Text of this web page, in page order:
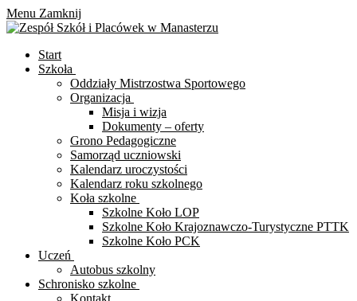
Menu Zamknij
Start
Szkoła
Oddziały Mistrzostwa Sportowego
Organizacja
Misja i wizja
Dokumenty – oferty
Grono Pedagogiczne
Samorząd uczniowski
Kalendarz uroczystości
Kalendarz roku szkolnego
Koła szkolne
Szkolne Koło LOP
Szkolne Koło Krajoznawczo-Turystyczne PTTK
Szkolne Koło PCK
Uczeń
Autobus szkolny
Schronisko szkolne
Kontakt